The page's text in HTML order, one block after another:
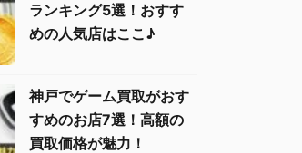
ランキング5選！おすす
めの人気店はここ♪
神戸でゲーム買取がおす
すめのお店7選！高額の
買取価格が魅力！